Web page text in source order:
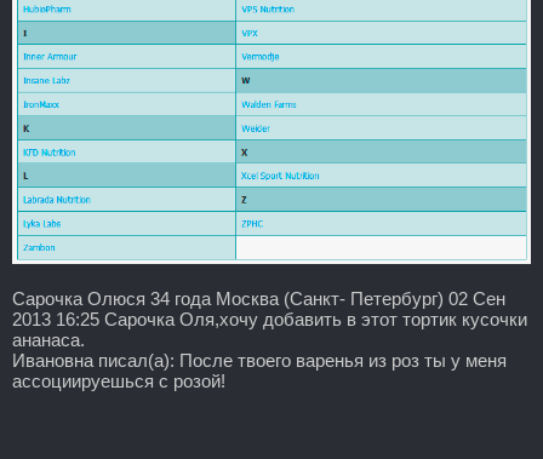
Сарочка Олюся 34 года Москва (Санкт- Петербург) 02 Сен
2013 16:25 Сарочка Оля,хочу добавить в этот тортик кусочки
ананаса.
Ивановна писал(а): После твоего варенья из роз ты у меня
ассоциируешься с розой!